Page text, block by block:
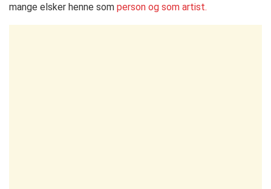
mange elsker henne som person og som artist.